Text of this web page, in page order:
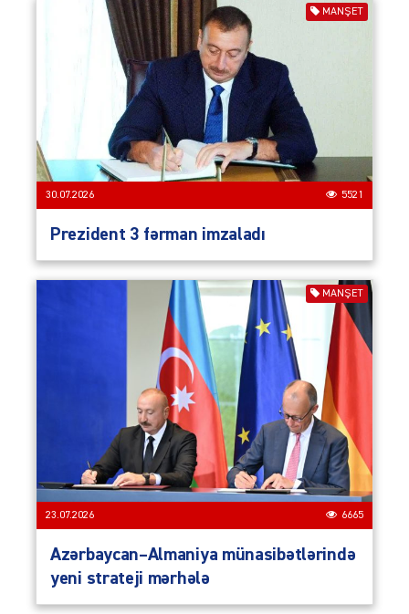
MANŞET
30.07.2026 5521
Prezident 3 fərman imzaladı
MANŞET
23.07.2026 6665
Azərbaycan–Almaniya münasibətlərində
yeni strateji mərhələ